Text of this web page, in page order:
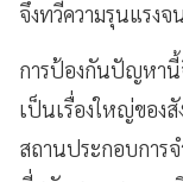
จึงทวีความรุนแรง
การป้องกันปัญหานี้
เป็นเรื่องใหญ่ของ
สถานประกอบการ